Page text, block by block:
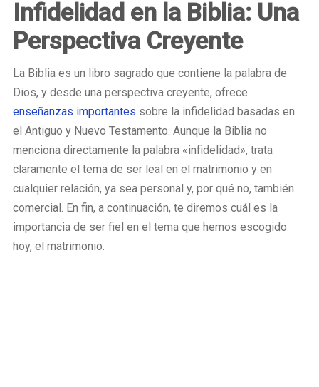
Infidelidad en la Biblia: Una
Perspectiva Creyente
La Biblia es un libro sagrado que contiene la palabra de
Dios, y desde una perspectiva creyente, ofrece
enseñanzas importantes sobre la infidelidad basadas en
el Antiguo y Nuevo Testamento. Aunque la Biblia no
menciona directamente la palabra «infidelidad», trata
claramente el tema de ser leal en el matrimonio y en
cualquier relación, ya sea personal y, por qué no, también
comercial. En fin, a continuación, te diremos cuál es la
importancia de ser fiel en el tema que hemos escogido
hoy, el matrimonio.